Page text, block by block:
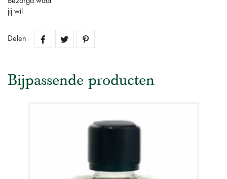
jij wil
Delen
Bijpassende producten